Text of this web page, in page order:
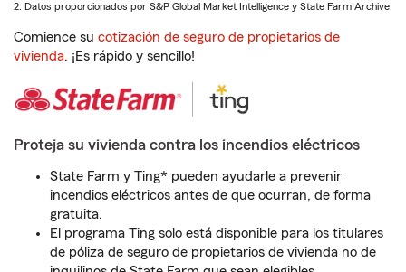
2. Datos proporcionados por S&P Global Market Intelligence y State Farm Archive.
Comience su cotización de seguro de propietarios de
vivienda. ¡Es rápido y sencillo!
Proteja su vivienda contra los incendios eléctricos
State Farm y Ting* pueden ayudarle a prevenir
incendios eléctricos antes de que ocurran, de forma
gratuita.
El programa Ting solo está disponible para los titulares
de póliza de seguro de propietarios de vivienda no de